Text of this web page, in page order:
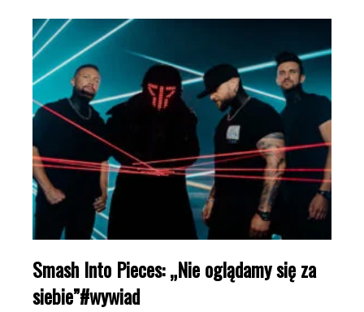
Smash Into Pieces: „Nie oglądamy się za
siebie”#wywiad